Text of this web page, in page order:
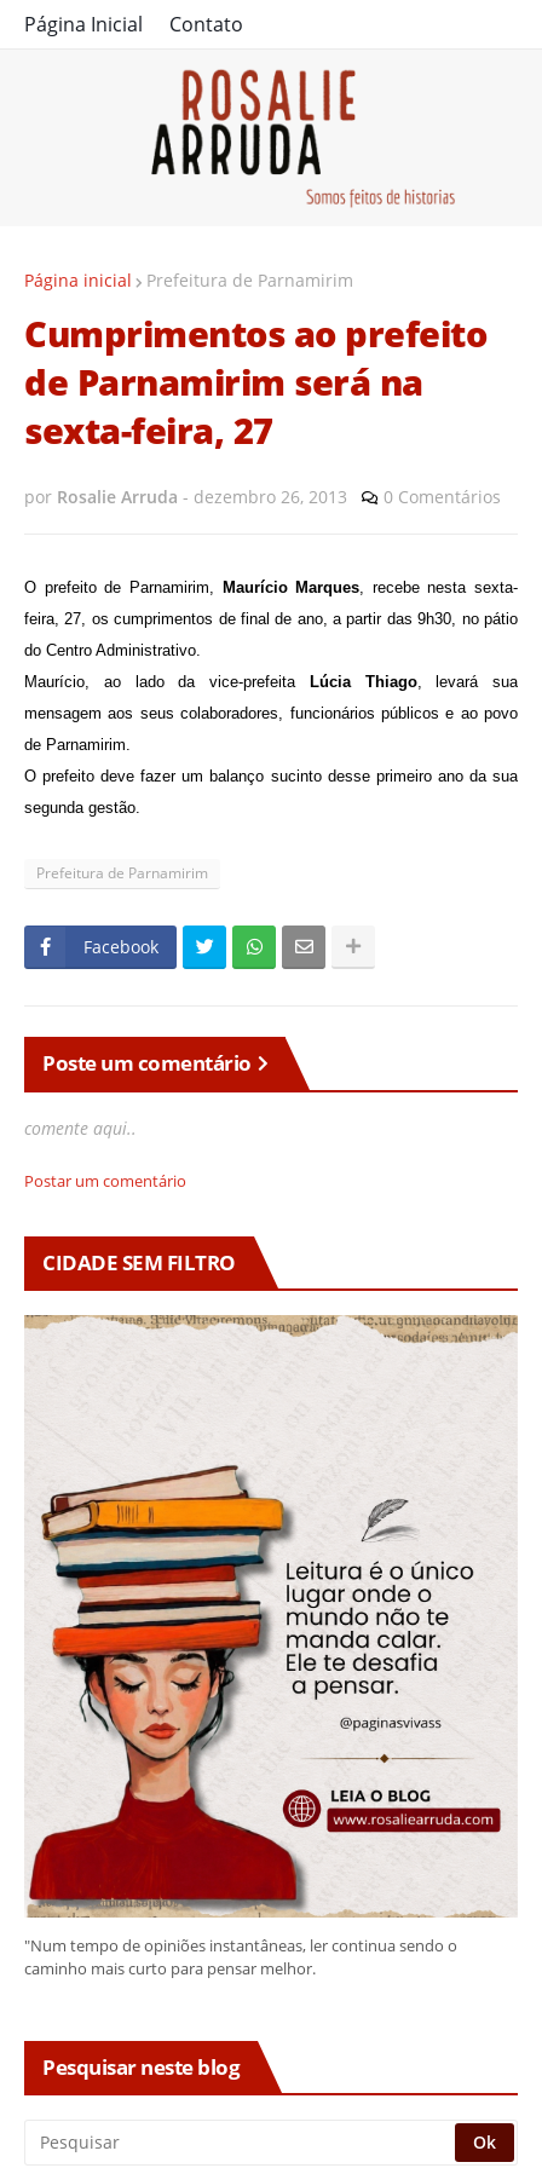
Página Inicial Contato
Página inicial Prefeitura de Parnamirim
Cumprimentos ao prefeito
de Parnamirim será na
sexta-feira, 27
por Rosalie Arruda - dezembro 26, 2013 0 Comentários
O prefeito de Parnamirim, Maurício Marques , recebe nesta sexta-
feira, 27, os cumprimentos de final de ano, a partir das 9h30, no pátio
do Centro Administrativo.
Maurício, ao lado da vice-prefeita Lúcia Thiago, levará sua
mensagem aos seus colaboradores, funcionários públicos e ao povo
de Parnamirim.
O prefeito deve fazer um balanço sucinto desse primeiro ano da sua
segunda gestão.
Prefeitura de Parnamirim
Facebook
Poste um comentário
comente aqui..
Postar um comentário
CIDADE SEM FILTRO
"Num tempo de opiniões instantâneas, ler continua sendo o
caminho mais curto para pensar melhor.
Pesquisar neste blog